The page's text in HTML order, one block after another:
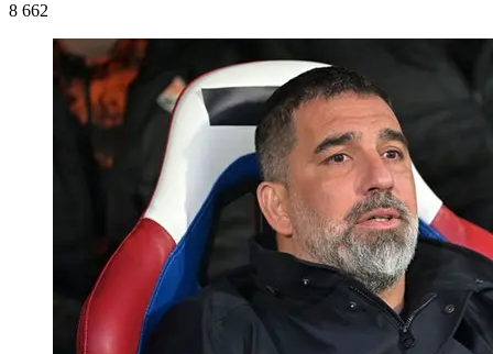
8 662